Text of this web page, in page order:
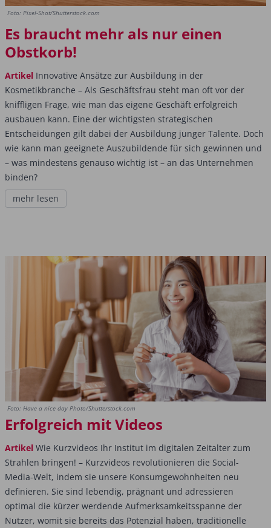
Foto: Pixel-Shot/Shutterstock.com
Es braucht mehr als nur einen
Obstkorb!
Artikel Innovative Ansätze zur Ausbildung in der
Kosmetikbranche – Als Geschäftsfrau steht man oft vor der
kniffligen Frage, wie man das eigene Geschäft erfolgreich
ausbauen kann. Eine der wichtigsten strategischen
Entscheidungen gilt dabei der Ausbildung junger Talente. Doch
wie kann man geeignete Auszubildende für sich gewinnen und
– was mindestens genauso wichtig ist – an das Unternehmen
binden?
mehr lesen
Foto: Have a nice day Photo/Shutterstock.com
Erfolgreich mit Videos
Artikel Wie Kurzvideos Ihr Institut im digitalen Zeitalter zum
Strahlen bringen! – Kurzvideos revolutionieren die Social-
Media-Welt, indem sie unsere Konsumgewohnheiten neu
definieren. Sie sind lebendig, prägnant und adressieren
optimal die kürzer werdende Aufmerksamkeitsspanne der
Nutzer, womit sie bereits das Potenzial haben, traditionelle